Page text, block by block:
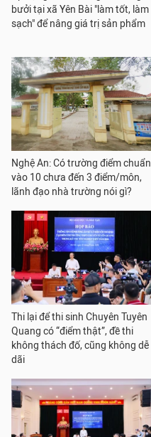
bưởi tại xã Yên Bài "làm tốt, làm
sạch" để nâng giá trị sản phẩm
Nghệ An: Có trường điểm chuẩn
vào 10 chưa đến 3 điểm/môn,
lãnh đạo nhà trường nói gì?
Thi lại để thi sinh Chuyên Tuyên
Quang có “điểm thật”, đề thi
không thách đố, cũng không dễ
dãi